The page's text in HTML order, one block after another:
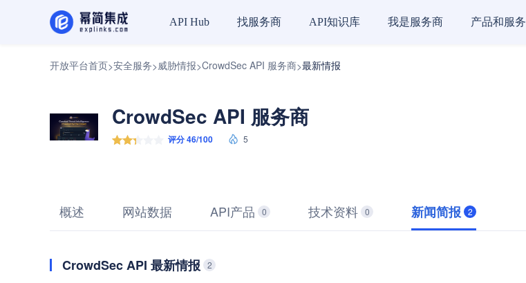
API Hub 找服务商 API知识库 我是服务商 产品和服务
开放平台首页>安全服务>威胁情报>CrowdSec API 服务商>最新情报
CrowdSec API 服务商
评分 46/100 5
概述 网站数据 API产品 0 技术资料 0 新闻简报 2
CrowdSec API 最新情报 2